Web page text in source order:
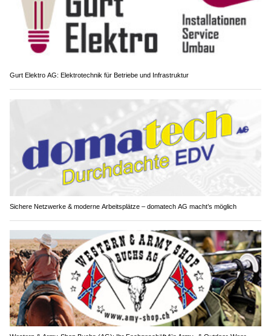
Gurt Elektro AG: Elektrotechnik für Betriebe und Infrastruktur
Sichere Netzwerke & moderne Arbeitsplätze – domatech AG macht’s möglich